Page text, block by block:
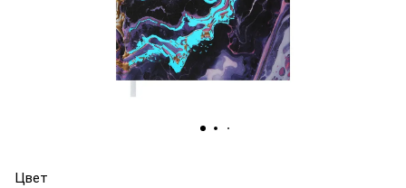
Цвет